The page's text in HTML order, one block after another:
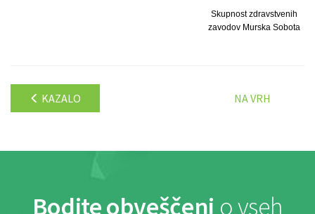
Skupnost zdravstvenih
zavodov Murska Sobota
KAZALO NA VRH
Bodite obveščeni o vseh